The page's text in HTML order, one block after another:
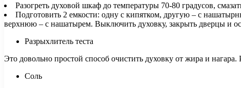
Разогреть духовой шкаф до температуры 70-80 градусов,
Подготовить 2 емкости: одну с кипятком, другую – с
верхнюю – с нашатырем. Выключить духовку, закрыть дверцы и
Разрыхлитель теста
Это довольно простой способ очистить духовку от жира и
Соль